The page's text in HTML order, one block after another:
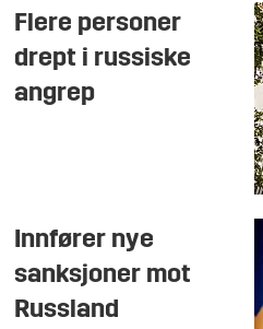
Flere personer
drept i russiske
angrep
Innfører nye
sanksjoner mot
Russland